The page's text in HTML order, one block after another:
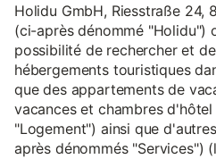
Holidu GmbH, Riesstraße 24,
(ci-après dénommé "Holidu")
possibilité de rechercher et
hébergements touristiques
que des appartements de
vacances et chambres
"Logement") ainsi que
après dénommés "Services")